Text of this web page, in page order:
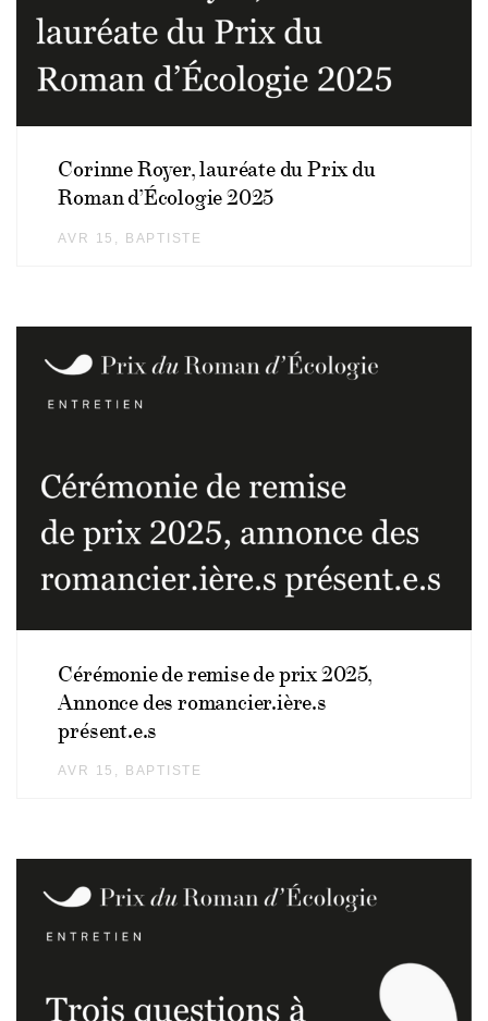
Corinne Royer, lauréate du Prix du
Roman d’Écologie 2025
AVR 15 AUTHOR
BAPTISTE
Cérémonie de remise de prix 2025,
Annonce des romancier.ière.s
présent.e.s
AVR 15 AUTHOR
BAPTISTE